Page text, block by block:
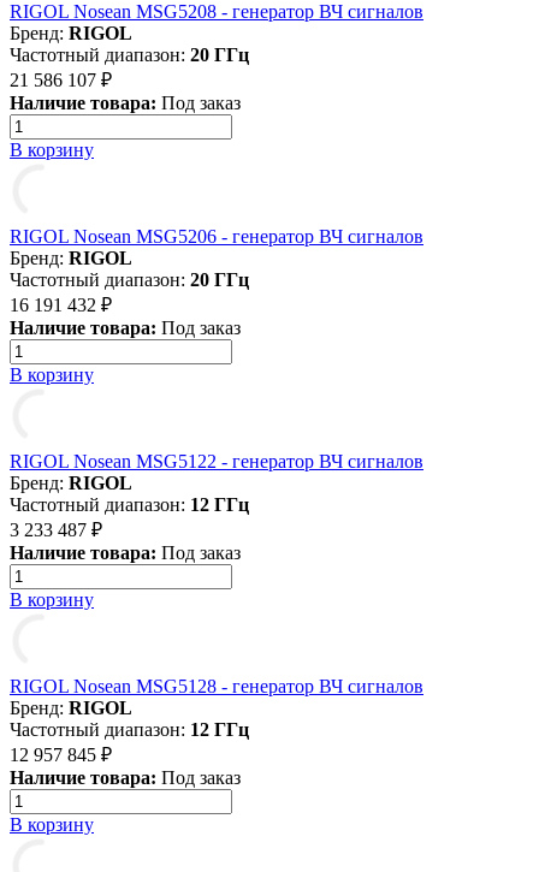
RIGOL Nosean MSG5208 - генератор ВЧ сигналов
Бренд: RIGOL
Частотный диапазон: 20 ГГц
21 586 107 ₽
Наличие товара: Под заказ
В корзину
RIGOL Nosean MSG5206 - генератор ВЧ сигналов
Бренд: RIGOL
Частотный диапазон: 20 ГГц
16 191 432 ₽
Наличие товара: Под заказ
В корзину
RIGOL Nosean MSG5122 - генератор ВЧ сигналов
Бренд: RIGOL
Частотный диапазон: 12 ГГц
3 233 487 ₽
Наличие товара: Под заказ
В корзину
RIGOL Nosean MSG5128 - генератор ВЧ сигналов
Бренд: RIGOL
Частотный диапазон: 12 ГГц
12 957 845 ₽
Наличие товара: Под заказ
В корзину